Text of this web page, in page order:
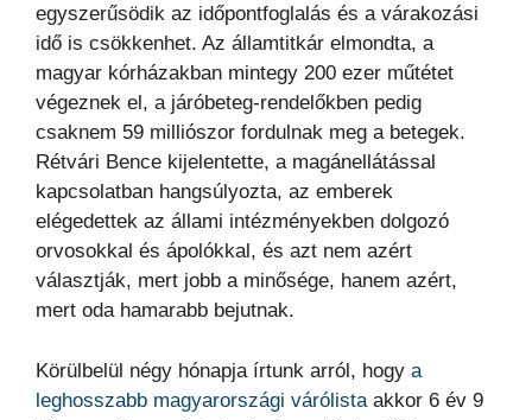
egyszerűsödik az időpontfoglalás és a várakozási
idő is csökkenhet. Az államtitkár elmondta, a
magyar kórházakban mintegy 200 ezer műtétet
végeznek el, a járóbeteg-rendelőkben pedig
csaknem 59 milliószor fordulnak meg a betegek.
Rétvári Bence kijelentette, a magánellátással
kapcsolatban hangsúlyozta, az emberek
elégedettek az állami intézményekben dolgozó
orvosokkal és ápolókkal, és azt nem azért
választják, mert jobb a minősége, hanem azért,
mert oda hamarabb bejutnak.
Körülbelül négy hónapja írtunk arról, hogy a
leghosszabb magyarországi várólistaakkor 6 év 9